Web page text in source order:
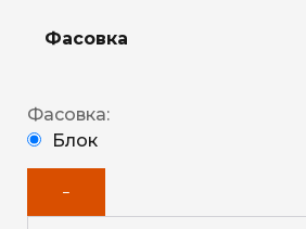
Фасовка
Фасовка:
Блок
−